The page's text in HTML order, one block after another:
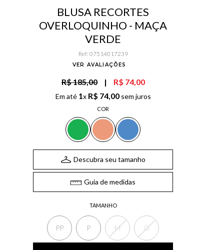
BLUSA RECORTES
OVERLOQUINHO - MAÇA
VERDE
Ref: 07514017239
VER AVALIAÇÕES
R$ 185,00 | R$ 74,00
Em até 1x R$ 74,00sem juros
COR
TAMANHO
PP P M G
Descubra seu tamanho
Guia de medidas